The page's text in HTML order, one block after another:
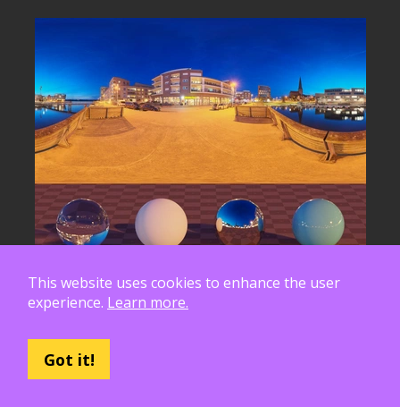
This website uses cookies to enhance the user
experience. Learn more.
Got it!